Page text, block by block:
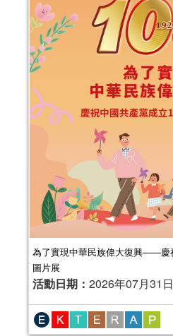
為了實現中華民族偉大復興——慶
圖片展
活動日期： 2026年07月31日